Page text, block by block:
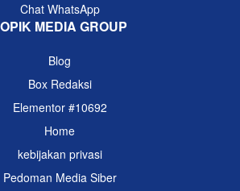
Chat WhatsApp
MEDIA GROUP
Blog
Box Redaksi
Elementor #10692
Home
kebijakan privasi
Pedoman Media Siber